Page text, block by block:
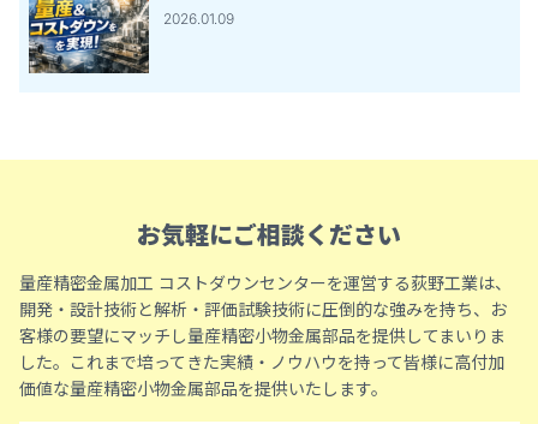
2026.01.09
お気軽にご相談ください
量産精密金属加工 コストダウンセンターを運営する荻野工業は、
開発・設計技術と解析・評価試験技術に圧倒的な強みを持ち、お
客様の要望にマッチし量産精密小物金属部品を提供してまいりま
した。これまで培ってきた実績・ノウハウを持って皆様に高付加
価値な量産精密小物金属部品を提供いたします。